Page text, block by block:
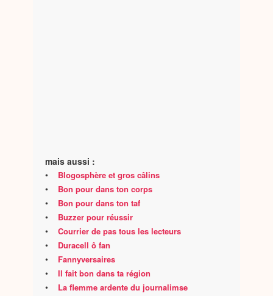
mais aussi :
• Blogosphère et gros câlins
• Bon pour dans ton corps
• Bon pour dans ton taf
• Buzzer pour réussir
• Courrier de pas tous les lecteurs
• Duracell ô fan
• Fannyversaires
• Il fait bon dans ta région
• La flemme ardente du journalimse